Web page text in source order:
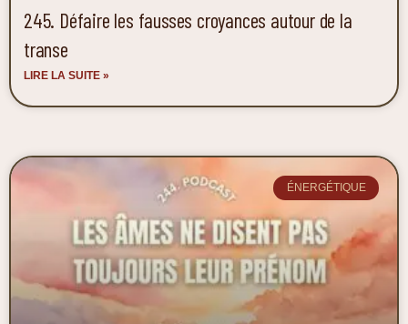
245. Défaire les fausses croyances autour de la
transe
LIRE LA SUITE »
ÉNERGÉTIQUE